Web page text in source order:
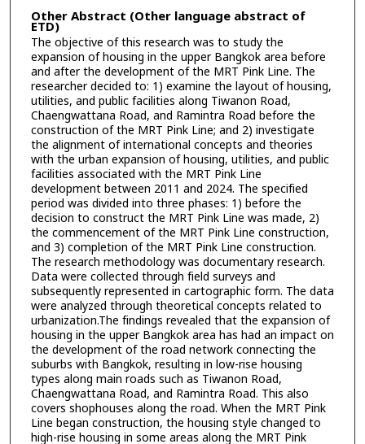
Other Abstract (Other language abstract of
ETD)
The objective of this research was to study the
expansion of housing in the upper Bangkok area before
and after the development of the MRT Pink Line. The
researcher decided to: 1) examine the layout of housing,
utilities, and public facilities along Tiwanon Road,
Chaengwattana Road, and Ramintra Road before the
construction of the MRT Pink Line; and 2) investigate
the alignment of international concepts and theories
with the urban expansion of housing, utilities, and public
facilities associated with the MRT Pink Line
development between 2011 and 2024. The specified
period was divided into three phases: 1) before the
decision to construct the MRT Pink Line was made, 2)
the commencement of the MRT Pink Line construction,
and 3) completion of the MRT Pink Line construction.
The research methodology was documentary research.
Data were collected through field surveys and
subsequently represented in cartographic form. The data
were analyzed through theoretical concepts related to
urbanization.The findings revealed that the expansion of
housing in the upper Bangkok area has had an impact on
the development of the road network connecting the
suburbs with Bangkok, resulting in low-rise housing
types along main roads such as Tiwanon Road,
Chaengwattana Road, and Ramintra Road. This also
covers shophouses along the road. When the MRT Pink
Line began construction, the housing style changed to
high-rise housing in some areas along the MRT Pink